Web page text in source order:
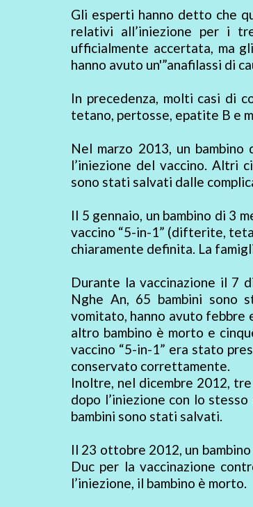
Gli esperti hanno detto che
relativi all’iniezione per i
ufficialmente accertata, ma
hanno avuto un'”anafilassi di
In precedenza, molti casi di
tetano, pertosse, epatite B e
Nel marzo 2013, un
l’iniezione del vaccino. Altri
sono stati salvati dalle
Il 5 gennaio, un bambino di 3
vaccino “5-in-1” (difterite,
chiaramente definita. La
Durante la vaccinazione il 7
Nghe An, 65 bambini sono
vomitato, hanno avuto febbre
altro bambino è morto e
vaccino “5-in-1” era stato
conservato correttamente.
Inoltre, nel dicembre 2012,
dopo l’iniezione con lo
bambini sono stati salvati.
Il 23 ottobre 2012, un
Duc per la vaccinazione
l’iniezione, il bambino è morto.